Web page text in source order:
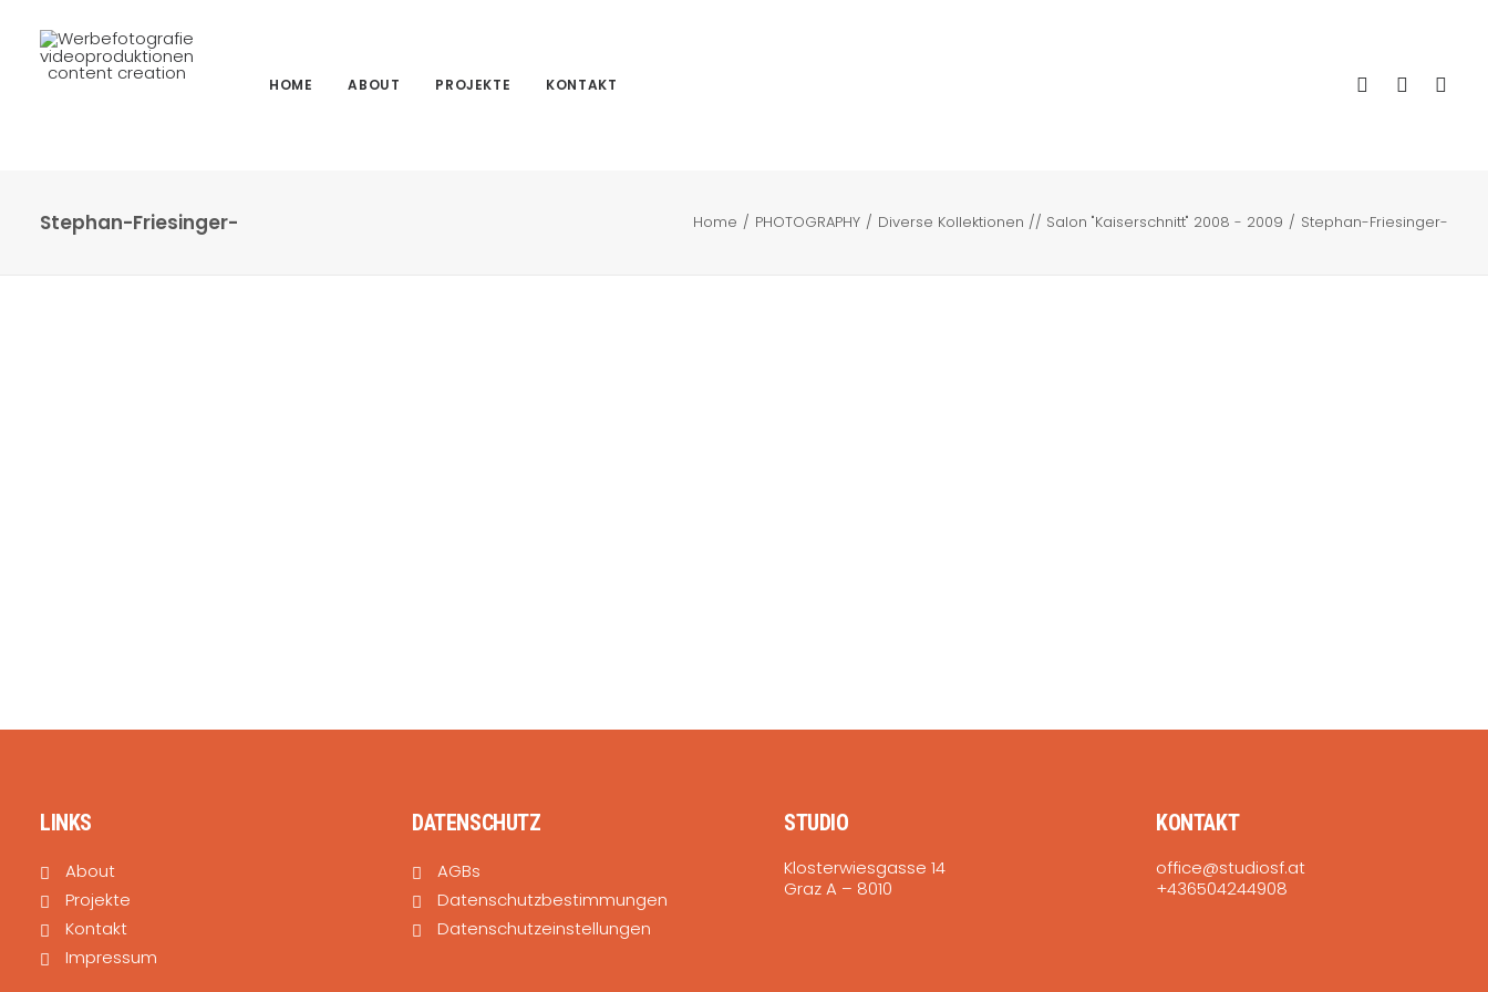
HOME ABOUT PROJEKTE KONTAKT
Stephan-Friesinger- Home PHOTOGRAPHY Diverse Kollektionen // Salon "Kaiserschnitt" 2008 - 2009 Stephan-Friesinger-
LINKS
About
Projekte
Kontakt
Impressum
DATENSCHUTZ
AGBs
Datenschutzbestimmungen
Datenschutzeinstellungen
STUDIO
Klosterwiesgasse 14
Graz A – 8010
KONTAKT
office@studiosf.at
+436504244908